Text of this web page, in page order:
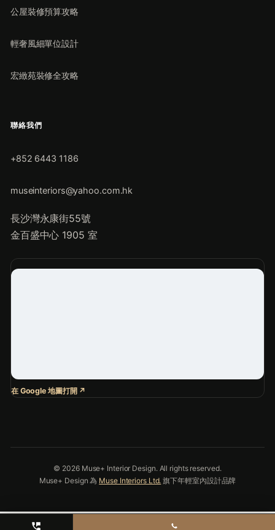
公屋裝修預算攻略
輕奢風細單位設計
宏緻苑裝修全攻略
聯絡我們
+852 6443 1186
museinteriors@yahoo.com.hk
長沙灣永康街55號
金百盛中心 1905 室
© 2026 Muse+ Interior Design. All rights reserved.
Muse+ Design 為 Muse Interiors Ltd. 旗下年輕室內設計品牌